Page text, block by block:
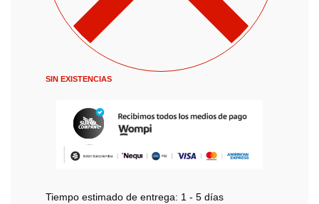
SIN EXISTENCIAS
Tiempo estimado de entrega: 1 - 5 días